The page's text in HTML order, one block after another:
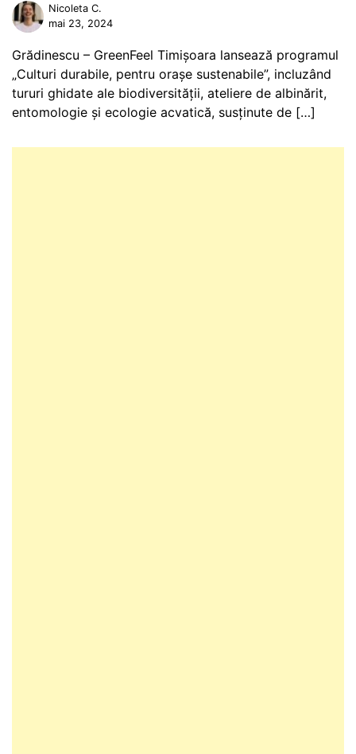
Nicoleta C.
mai 23, 2024
Grădinescu – GreenFeel Timișoara lansează programul
„Culturi durabile, pentru orașe sustenabile”, incluzând
tururi ghidate ale biodiversității, ateliere de albinărit,
entomologie și ecologie acvatică, susținute de […]